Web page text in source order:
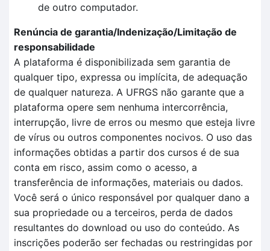
de outro computador.
Renúncia de garantia/Indenização/Limitação de
responsabilidade
A plataforma é disponibilizada sem garantia de
qualquer tipo, expressa ou implícita, de adequação
de qualquer natureza. A UFRGS não garante que a
plataforma opere sem nenhuma intercorrência,
interrupção, livre de erros ou mesmo que esteja livre
de vírus ou outros componentes nocivos. O uso das
informações obtidas a partir dos cursos é de sua
conta em risco, assim como o acesso, a
transferência de informações, materiais ou dados.
Você será o único responsável por qualquer dano a
sua propriedade ou a terceiros, perda de dados
resultantes do download ou uso do conteúdo. As
inscrições poderão ser fechadas ou restringidas por